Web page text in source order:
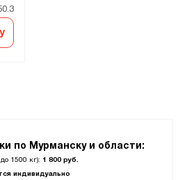
по Мурманску и области:
1500 кг): 1 800 руб.
индивидуально